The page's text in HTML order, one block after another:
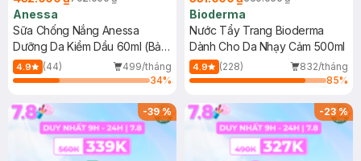
Anessa
Sữa Chống Nắng Anessa
Dưỡng Da Kiềm Dầu 60ml (Bản
Mới)
4.9 (44)
499/tháng
34%
Bioderma
Nước Tẩy Trang Bioderma
Dành Cho Da Nhạy Cảm 500ml
4.9 (228)
832/tháng
85%
-39% -23%